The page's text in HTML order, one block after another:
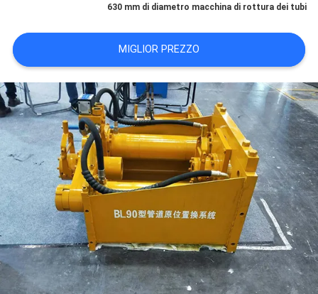
DEL
SITO
PRIVACY
POLICY
630 mm di diametro macchina di rottura dei tubi
MIGLIOR PREZZO